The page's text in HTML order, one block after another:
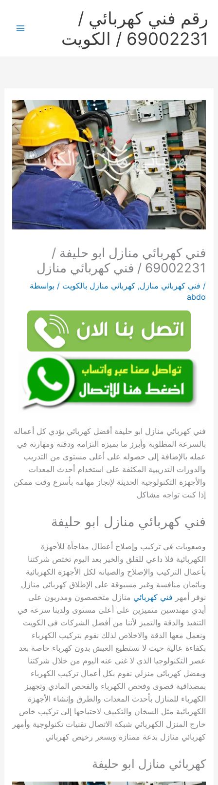
المحتوى
رقم فني كهربائي /
69002231 / الكويت
فني كهربائي منازل ابو حليفة /
69002231 / فني كهربائي منازل
/ فني كهربائي منازل, كهربائي منازل بالكويت / بواسطة
abdo
فني كهربائي منازل ابو حليفة أفضل كهربائي يؤدي كل أعماله
بالسرعة المطلوبة وأبرز ما يميزه التزامه ودقته ومهارته في
عمله بالإضافة إلى حصوله على أعلى مستوى من التدريب
والدورات التدريبية المكثفة على استخدام أحدث المعدات
والأجهزة التكنولوجية الحديثة لإنجاز مهامه بأسرع وقت ممكن
إذا كنت تواجه مشاكل
فني كهربائي منازل ابو حليفة
وصعوبات في تركيب وإصلاح أعطال مفاجأة للأجهزة
الكهربائية فلا داعي للقلق والخير بعد اليوم تختص شركتنا
بأعمال التركيب والإصلاح والصيانة لكل الأجهزة الكهربائية
وباثمان منافسة وغير مسبوقة على الإطلاق كهربائي منازل
نوفر أمهر فني كهربائي منازل متخصصون ومدربون على
أيدي مهندسين متميزين على أعلى مستوى ولدينا سرعة في
التنفيذ والدقة والتميز لأننا من أفضل الشركات في الكويت
ونعمل معها الدقة والاخلاص لذلك نقوم بتركيب الكهرباء
بكفاءة عالية حيث لا نستطيع العيش بدون كهرباء خاصة بعد
عصر التكنولوجيا الذي لا غنى عنه اليوم من خلال شركتنا
وبفضل كهربائي منزلي نقوم بكل أعمال تركيب الكهرباء
بمصداقية قصوى وفحص الكهرباء والفحص المادي وتجهيز
الكهرباء للمنازل بأحدث المعدات والطرق وإنشاء الأجهزة
الكهربائية مثل السخان والتكييف لاحتياجها إلى تركيب خاص
خارج المنزل الكهربائي شبكة الاتصال تقنيات تكنولوجية وأمهر
كهربائي منازل بدعة ممتازة وبسعر رخيص كهربائي
كهربائي منازل ابو حليفة